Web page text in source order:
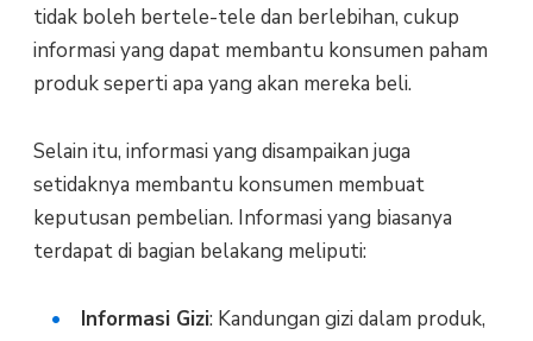
tidak boleh bertele-tele dan berlebihan, cukup
informasi yang dapat membantu konsumen paham
produk seperti apa yang akan mereka beli.
Selain itu, informasi yang disampaikan juga
setidaknya membantu konsumen membuat
keputusan pembelian. Informasi yang biasanya
terdapat di bagian belakang meliputi:
Informasi Gizi: Kandungan gizi dalam produk,